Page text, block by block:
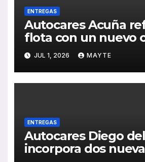
ENTREGAS
Autocares Acuña
flota con un nuevo
Mercedes-Benz de
generación
JUL 1, 2026 MAYTE
ENTREGAS
Autocares Diego
incorpora dos